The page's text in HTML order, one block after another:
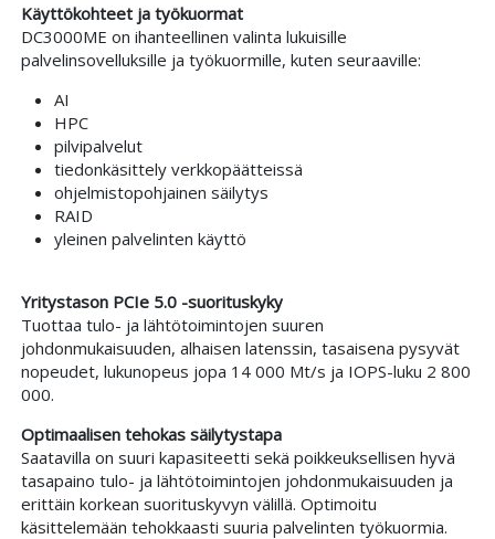
Käyttökohteet ja työkuormat
DC3000ME on ihanteellinen valinta lukuisille
palvelinsovelluksille ja työkuormille, kuten seuraaville:
AI
HPC
pilvipalvelut
tiedonkäsittely verkkopäätteissä
ohjelmistopohjainen säilytys
RAID
yleinen palvelinten käyttö
Yritystason PCIe 5.0 -suorituskyky
Tuottaa tulo- ja lähtötoimintojen suuren
johdonmukaisuuden, alhaisen latenssin, tasaisena pysyvät
nopeudet, lukunopeus jopa 14 000 Mt/s ja IOPS-luku 2 800
000.
Optimaalisen tehokas säilytystapa
Saatavilla on suuri kapasiteetti sekä poikkeuksellisen hyvä
tasapaino tulo- ja lähtötoimintojen johdonmukaisuuden ja
erittäin korkean suorituskyvyn välillä. Optimoitu
käsittelemään tehokkaasti suuria palvelinten työkuormia.